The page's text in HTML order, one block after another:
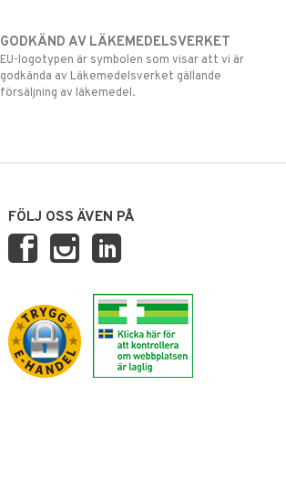
GODKÄND AV LÄKEMEDELSVERKET
EU-logotypen är symbolen som visar att vi är
godkända av Läkemedelsverket gällande
försäljning av läkemedel.
FÖLJ OSS ÄVEN PÅ